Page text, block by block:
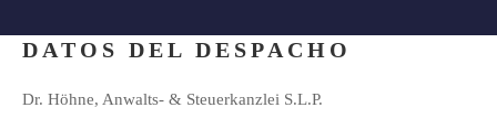
DATOS DEL DESPACHO
Dr. Höhne, Anwalts- & Steuerkanzlei S.L.P.